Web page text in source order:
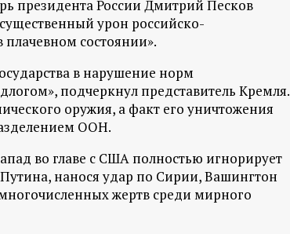
президента России Дмитрий Песков
урон российско-
состоянии».
в нарушение норм
подчеркнул представитель Кремля.
оружия, а факт его уничтожения
ООН.
во главе с США полностью игнорирует
нанося удар по Сирии, Вашингтон
жертв среди мирного